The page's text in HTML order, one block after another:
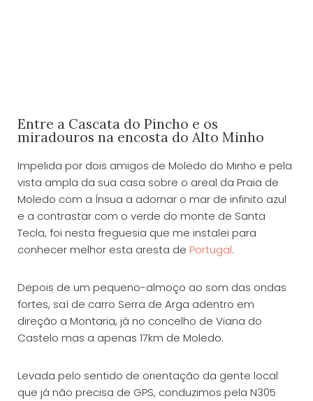
Entre a Cascata do Pincho e os
miradouros na encosta do Alto Minho
Impelida por dois amigos de Moledo do Minho e pela
vista ampla da sua casa sobre o areal da Praia de
Moledo com a Ínsua a adornar o mar de infinito azul
e a contrastar com o verde do monte de Santa
Tecla, foi nesta freguesia que me instalei para
conhecer melhor esta aresta de Portugal.
Depois de um pequeno-almoço ao som das ondas
fortes, saí de carro Serra de Arga adentro em
direção a Montaria, já no concelho de Viana do
Castelo mas a apenas 17km de Moledo.
Levada pelo sentido de orientação da gente local
que já não precisa de GPS, conduzimos pela N305